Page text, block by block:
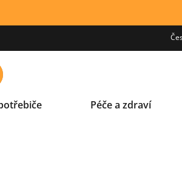
Péče a zdraví